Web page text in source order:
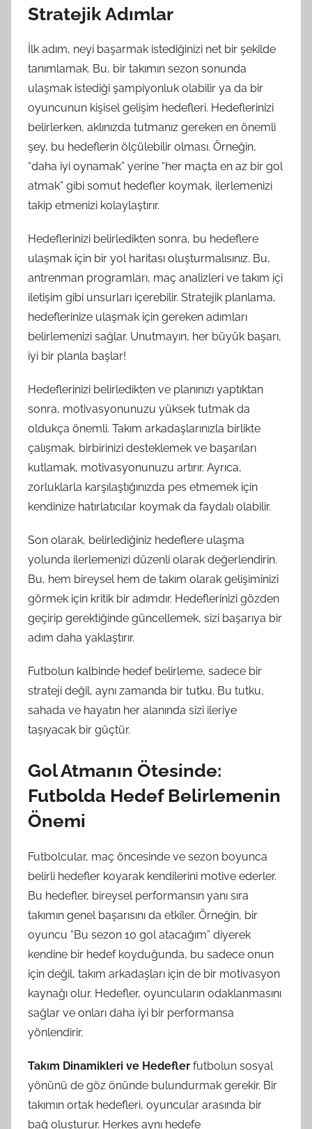
Stratejik Adımlar
İlk adım, neyi başarmak istediğinizi net bir şekilde
tanımlamak. Bu, bir takımın sezon sonunda
ulaşmak istediği şampiyonluk olabilir ya da bir
oyuncunun kişisel gelişim hedefleri. Hedeflerinizi
belirlerken, aklınızda tutmanız gereken en önemli
şey, bu hedeflerin ölçülebilir olması. Örneğin,
“daha iyi oynamak” yerine “her maçta en az bir gol
atmak” gibi somut hedefler koymak, ilerlemenizi
takip etmenizi kolaylaştırır.
Hedeflerinizi belirledikten sonra, bu hedeflere
ulaşmak için bir yol haritası oluşturmalısınız. Bu,
antrenman programları, maç analizleri ve takım içi
iletişim gibi unsurları içerebilir. Stratejik planlama,
hedeflerinize ulaşmak için gereken adımları
belirlemenizi sağlar. Unutmayın, her büyük başarı,
iyi bir planla başlar!
Hedeflerinizi belirledikten ve planınızı yaptıktan
sonra, motivasyonunuzu yüksek tutmak da
oldukça önemli. Takım arkadaşlarınızla birlikte
çalışmak, birbirinizi desteklemek ve başarıları
kutlamak, motivasyonunuzu artırır. Ayrıca,
zorluklarla karşılaştığınızda pes etmemek için
kendinize hatırlatıcılar koymak da faydalı olabilir.
Son olarak, belirlediğiniz hedeflere ulaşma
yolunda ilerlemenizi düzenli olarak değerlendirin.
Bu, hem bireysel hem de takım olarak gelişiminizi
görmek için kritik bir adımdır. Hedeflerinizi gözden
geçirip gerektiğinde güncellemek, sizi başarıya bir
adım daha yaklaştırır.
Futbolun kalbinde hedef belirleme, sadece bir
strateji değil, aynı zamanda bir tutku. Bu tutku,
sahada ve hayatın her alanında sizi ileriye
taşıyacak bir güçtür.
Gol Atmanın Ötesinde:
Futbolda Hedef Belirlemenin
Önemi
Futbolcular, maç öncesinde ve sezon boyunca
belirli hedefler koyarak kendilerini motive ederler.
Bu hedefler, bireysel performansın yanı sıra
takımın genel başarısını da etkiler. Örneğin, bir
oyuncu “Bu sezon 10 gol atacağım” diyerek
kendine bir hedef koyduğunda, bu sadece onun
için değil, takım arkadaşları için de bir motivasyon
kaynağı olur. Hedefler, oyuncuların odaklanmasını
sağlar ve onları daha iyi bir performansa
yönlendirir.
Takım Dinamikleri ve Hedefler futbolun sosyal
yönünü de göz önünde bulundurmak gerekir. Bir
takımın ortak hedefleri, oyuncular arasında bir
bağ oluşturur. Herkes aynı hedefe